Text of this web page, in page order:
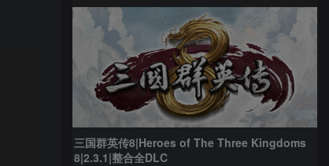
三国群英传8|Heroes of The Three Kingdoms
8|2.3.1|整合全DLC